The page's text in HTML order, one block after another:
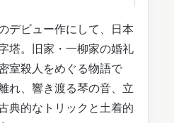
デビュー作にして、日本
塔。旧家・一柳家の婚礼
室殺人をめぐる物語で
れ、響き渡る琴の音、立
的なトリックと土着的